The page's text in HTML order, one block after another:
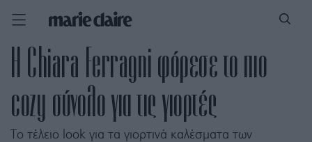
Η Chiara Ferragni φόρεσε το πιο
cozy σύνολο για τις γιορτές
Το τέλειο look για τα γιορτινά καλέσματα των